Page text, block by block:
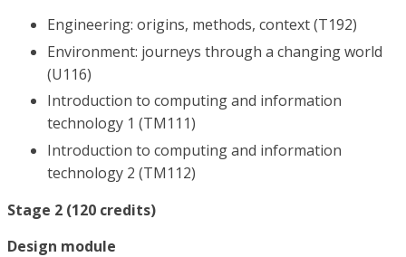
Engineering: origins, methods, context (T192)
Environment: journeys through a changing world
(U116)
Introduction to computing and information
technology 1 (TM111)
Introduction to computing and information
technology 2 (TM112)
Stage 2 (120 credits)
Design module